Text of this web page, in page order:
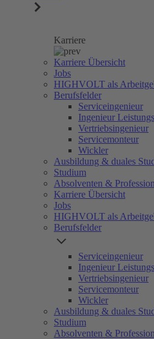
Karriere
Karriere Übersicht
Jobs
HIGHVOLT als
Berufsfelder
Serviceingenieur
Ingenieur
Vertriebsingenieur
Servicemonteur
Wickler
Ausbildung & duales
Studium
Absolventen &
Karriere Übersicht
Jobs
HIGHVOLT als
Berufsfelder
Serviceingenieur
Ingenieur
Vertriebsingenieur
Servicemonteur
Wickler
Ausbildung & duales
Studium
Absolventen &